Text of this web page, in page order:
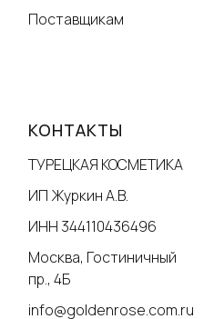
Поставщикам
КОНТАКТЫ
ТУРЕЦКАЯ КОСМЕТИКА
ИП Журкин А.В.
ИНН 344110436496
Москва, Гостиничный
пр., 4Б
info@goldenrose.com.ru